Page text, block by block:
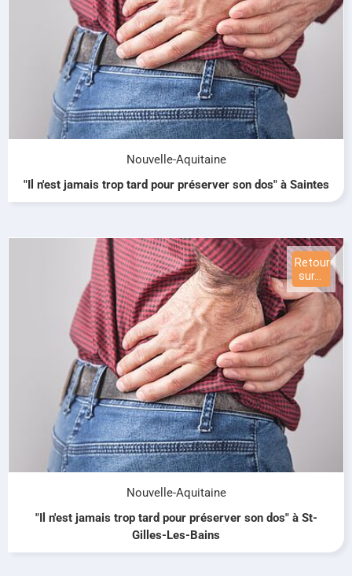
Nouvelle-Aquitaine
"Il n'est jamais trop tard pour préserver son dos" à Saintes
Nouvelle-Aquitaine
"Il n'est jamais trop tard pour préserver son dos" à St-
Gilles-Les-Bains